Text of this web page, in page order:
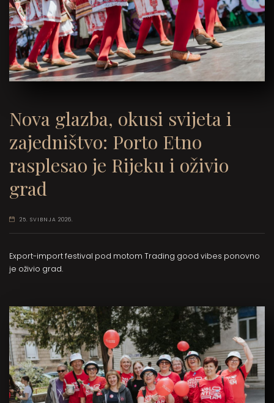
Nova glazba, okusi svijeta i
zajedništvo: Porto Etno
rasplesao je Rijeku i oživio
grad
25. SVIBNJA 2026.
Export-import festival pod motom Trading good vibes ponovno
je oživio grad.